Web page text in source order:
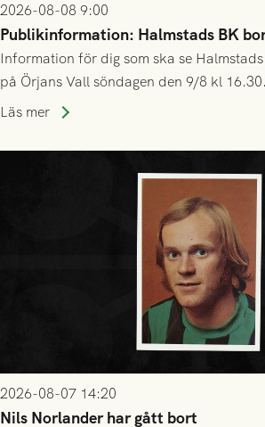
2026-08-08 9:00
Publikinformation: Halmstads BK
Information för dig som ska se
på Örjans Vall söndagen den 9/8 kl 16.30.
Läs mer
2026-08-07 14:20
Nils Norlander har gått bort